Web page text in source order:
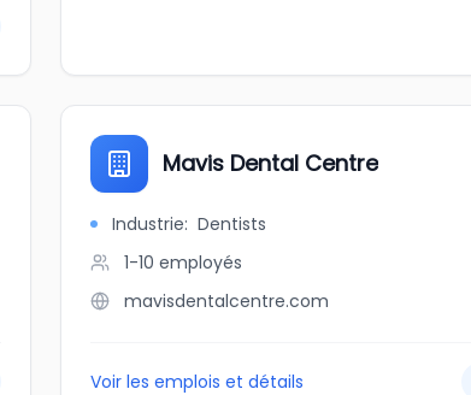
Mavis Dental Centre
Industrie: Dentists
1-10 employés
mavisdentalcentre.com
Voir les emplois et détails